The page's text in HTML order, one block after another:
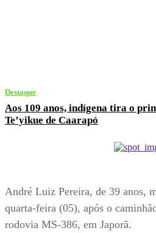
Destaque
Aos 109 anos, indígena tira o
Te’yikue de Caarapó
André Luiz Pereira, de 39 anos,
quarta-feira (05), após o
rodovia MS-386, em Japorã.